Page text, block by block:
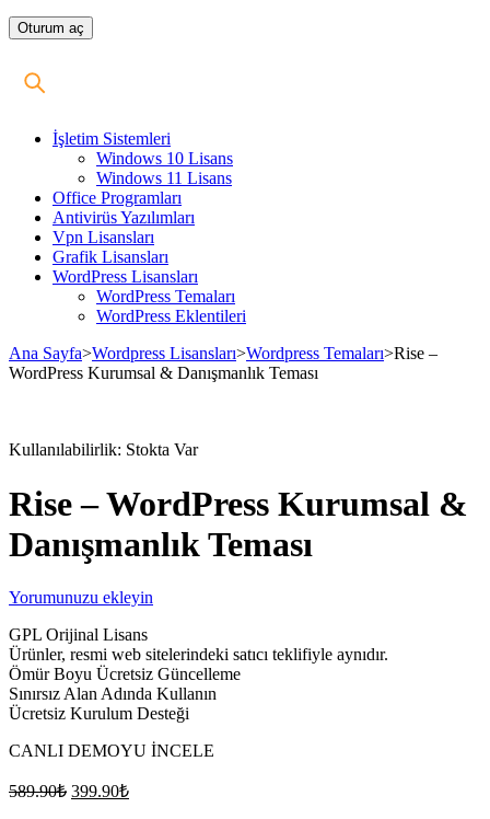
İşletim Sistemleri
Windows 10 Lisans
Windows 11 Lisans
Office Programları
Antivirüs Yazılımları
Vpn Lisansları
Grafik Lisansları
WordPress Lisansları
WordPress Temaları
WordPress Eklentileri
Ana Sayfa>Wordpress Lisansları>Wordpress Temaları>Rise –
WordPress Kurumsal & Danışmanlık Teması
Kullanılabilirlik: Stokta Var
Rise – WordPress Kurumsal &
Danışmanlık Teması
Yorumunuzu ekleyin
GPL Orijinal Lisans
Ürünler, resmi web sitelerindeki satıcı teklifiyle aynıdır.
Ömür Boyu Ücretsiz Güncelleme
Sınırsız Alan Adında Kullanın
Ücretsiz Kurulum Desteği
CANLI DEMOYU İNCELE
589.90₺ Orijinal
399.90₺Şu